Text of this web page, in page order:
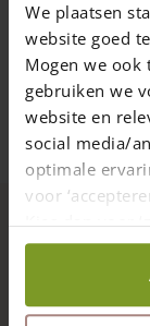
We plaatsen
website goed
Mogen we ook
gebruiken we
website en
social media/
optimale
voor
Kies dan voor
wij wel mogen
Levering in 10
(NL/BE)
Toevoegen aan
winkelwagen